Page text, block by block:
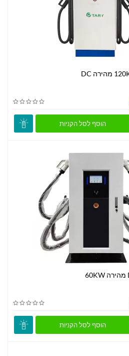
הוסף לסל הקניות
הוסף לסל הקניות